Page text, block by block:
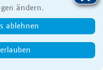
ändern.
ablehnen